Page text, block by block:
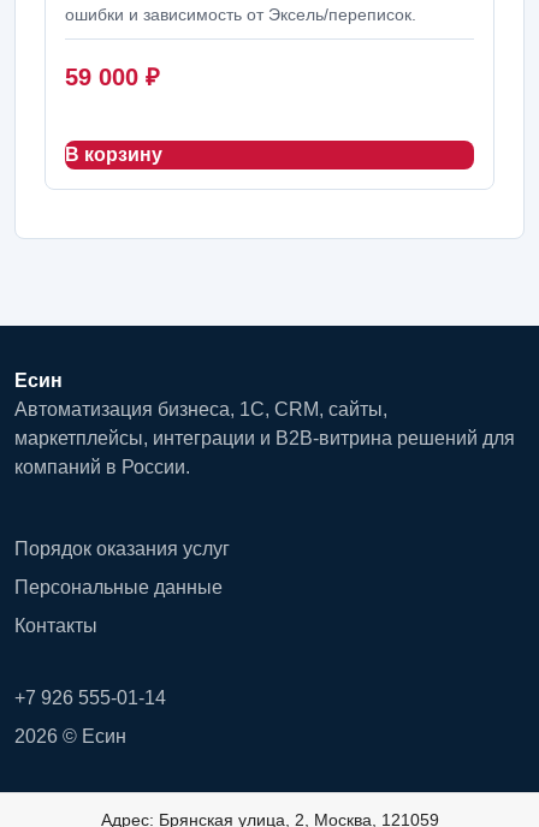
ошибки и зависимость от Эксель/переписок.
59 000 ₽
В корзину
Есин
Автоматизация бизнеса, 1С, CRM, сайты,
маркетплейсы, интеграции и B2B-витрина решений для
компаний в России.
Порядок оказания услуг
Персональные данные
Контакты
+7 926 555-01-14
2026 © Есин
Адрес: Брянская улица, 2, Москва, 121059